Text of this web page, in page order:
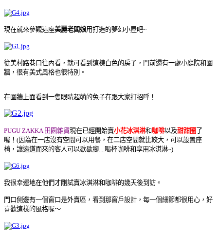
現在就來參觀這座美麗老闆娘用打造的夢幻小屋吧~
從美村路巷口往內看，就可看到這棟白色的房子，門前還有一處小庭院和圍
牆，很有美式風格也很特別 。
在圍牆上面看到一隻眼睛超萌的兔子在跟大家打招呼！
PUGU ZAKKA 田園雜貨現在已經開始賣小花冰淇淋和 咖啡以及甜甜圈 了
喔！ (因為在一店沒有空間可以用餐， 在二店空間就比較大，可以設置座
椅，讓遠道而來的客人可以歇歇腳....喝杯咖啡和享用冰淇淋~)
我很幸運地在他們才剛試賣冰淇淋和咖啡的幾天後到訪 。
門口側邊有一個窗口是外賣區，看到那窗戶設計，每一個細節都很用心，好
喜歡這樣的風格喔～